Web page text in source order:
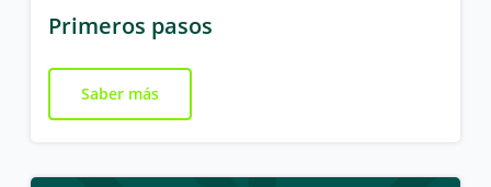
Primeros pasos
Saber más